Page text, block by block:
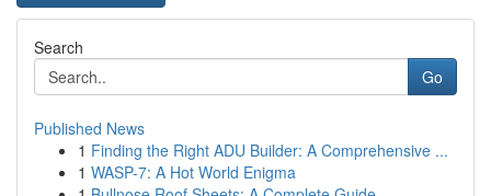
Search
Go
Published News
1 Finding the Right ADU Builder: A Comprehensive ...
1 WASP-7: A Hot World Enigma